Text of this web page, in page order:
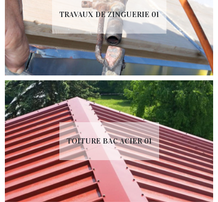
TRAVAUX DE ZINGUERIE 01
TOITURE BAC ACIER 01